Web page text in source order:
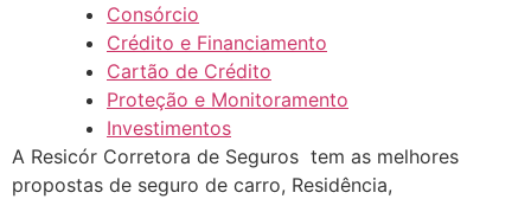
Consórcio
Crédito e Financiamento
Cartão de Crédito
Proteção e Monitoramento
Investimentos
A Resicór Corretora de Seguros tem as melhores
propostas de seguro de carro, Residência,